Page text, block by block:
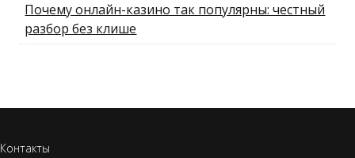
Почему онлайн-казино так популярны: честный
разбор без клише
Контакты